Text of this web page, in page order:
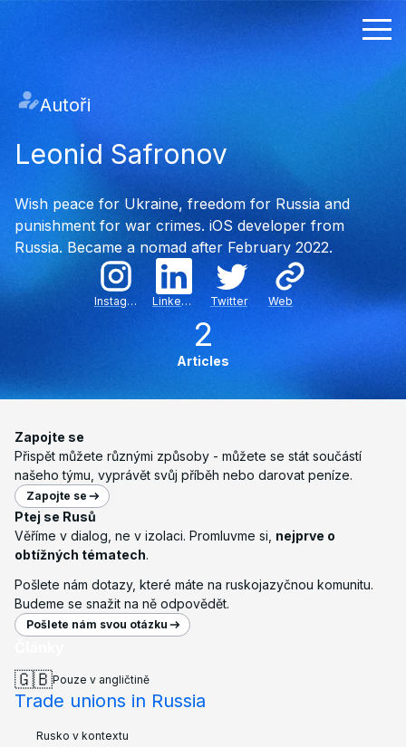
Autoři
Leonid Safronov
Wish peace for Ukraine, freedom for Russia and
punishment for war crimes. iOS developer from
Russia. Became a nomad after February 2022.
Instagram LinkedIn Twitter Web
2
Articles
🇬🇧Pouze v angličtině
Trade unions in Russia
Rusko v kontextu
Zapojte se
Přispět můžete různými způsoby - můžete se stát součástí
našeho týmu, vyprávět svůj příběh nebo darovat peníze.
Zapojte se
Ptej se Rusů
Věříme v dialog, ne v izolaci. Promluvme si, nejprve o
obtížných tématech.
Pošlete nám dotazy, které máte na ruskojazyčnou komunitu.
Budeme se snažit na ně odpovědět.
Pošlete nám svou otázku